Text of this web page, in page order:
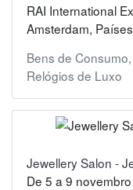
RAI International
Amsterdam,
Bens de Consumo,
Relógios de Luxo
Jewellery Salon -
De 5 a 9